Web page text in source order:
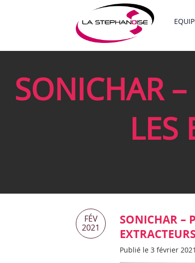
SONICHAR
LES
FÉV
2021
SONICHAR –
Publié le 3 février